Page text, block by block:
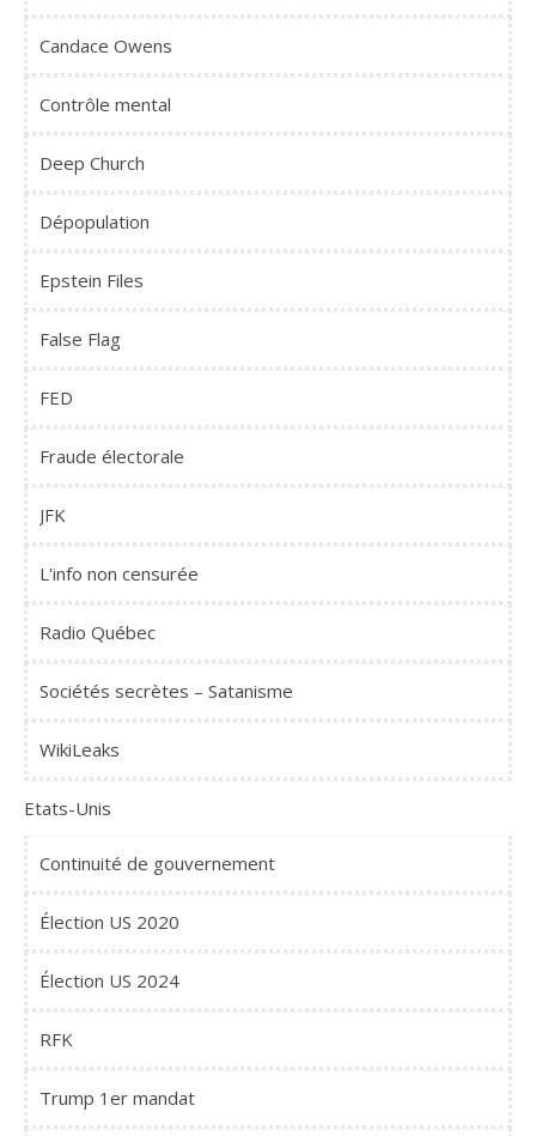
Candace Owens
Contrôle mental
Deep Church
Dépopulation
Epstein Files
False Flag
FED
Fraude électorale
JFK
L'info non censurée
Radio Québec
Sociétés secrètes – Satanisme
WikiLeaks
Etats-Unis
Continuité de gouvernement
Élection US 2020
Élection US 2024
RFK
Trump 1er mandat